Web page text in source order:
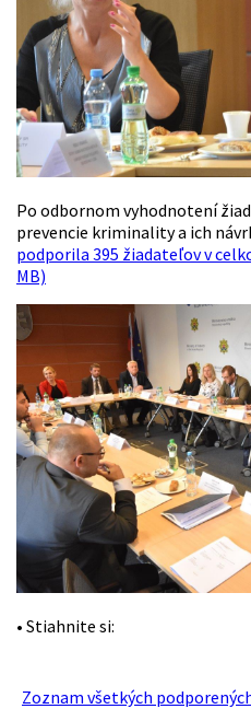
Po odbornom vyhodnotení
prevencie kriminality a ich
podporila 395 žiadateľov v
MB)
• Stiahnite si:
Zoznam všetkých